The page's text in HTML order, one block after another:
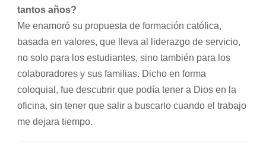
tantos años?
Me enamoró su propuesta de formación católica,
basada en valores, que lleva al liderazgo de servicio,
no solo para los estudiantes, sino también para los
colaboradores y sus familias. Dicho en forma
coloquial, fue descubrir que podía tener a Dios en la
oficina, sin tener que salir a buscarlo cuando el trabajo
me dejara tiempo.